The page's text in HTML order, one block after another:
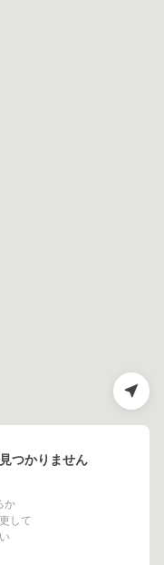
つかりません
か
して